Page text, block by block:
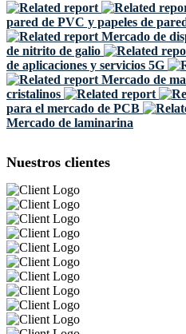
pared de PVC y papeles de
Mercado de
de nitrito de galio
de aplicaciones y servicios 5G
Mercado de
cristalinos
para el mercado de PCB
Mercado de laminarina
Nuestros clientes